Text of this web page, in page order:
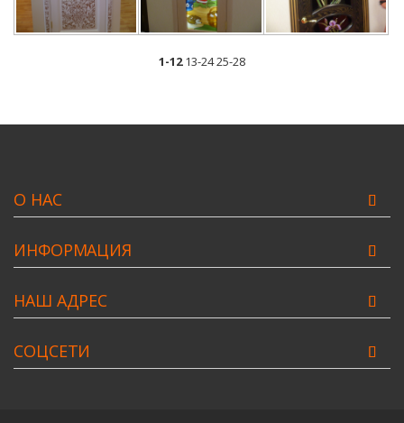
1-12 13-2425-28
О НАС
ИНФОРМАЦИЯ
НАШ АДРЕС
СОЦСЕТИ